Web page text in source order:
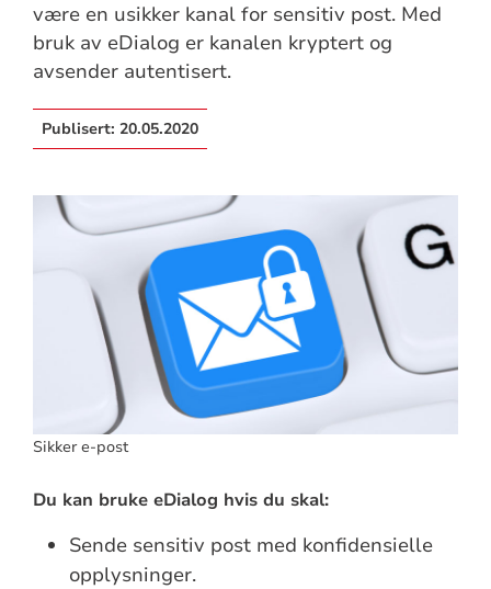
være en usikker kanal for sensitiv post. Med
bruk av eDialog er kanalen kryptert og
avsender autentisert.
Publisert: 20.05.2020
Sikker e-post
Du kan bruke eDialog hvis du skal:
Sende sensitiv post med konfidensielle
opplysninger.